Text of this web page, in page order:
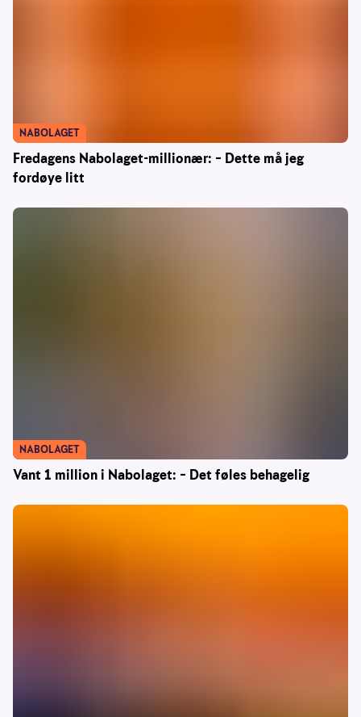
Fredagens Nabolaget-millionær: – Dette må jeg
fordøye litt
NABOLAGET
Vant 1 million i Nabolaget: – Det føles behagelig
NABOLAGET